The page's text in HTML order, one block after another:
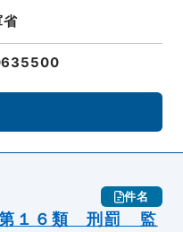
省
件名
第１６類 刑罰 監